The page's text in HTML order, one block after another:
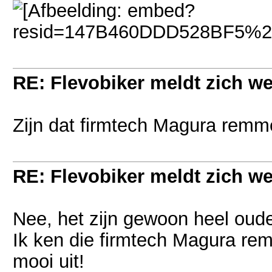
RE: Flevobiker meldt zich
Zijn dat firmtech Magura
RE: Flevobiker meldt zich
Nee, het zijn gewoon heel
Ik ken die firmtech Magura
mooi uit!